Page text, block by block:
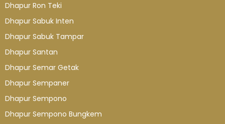
Dhapur Ron Teki
Dhapur Sabuk Inten
Dhapur Sabuk Tampar
Dhapur Santan
Dhapur Semar Getak
Dhapur Sempaner
Dhapur Sempono
Dhapur Sempono Bungkem